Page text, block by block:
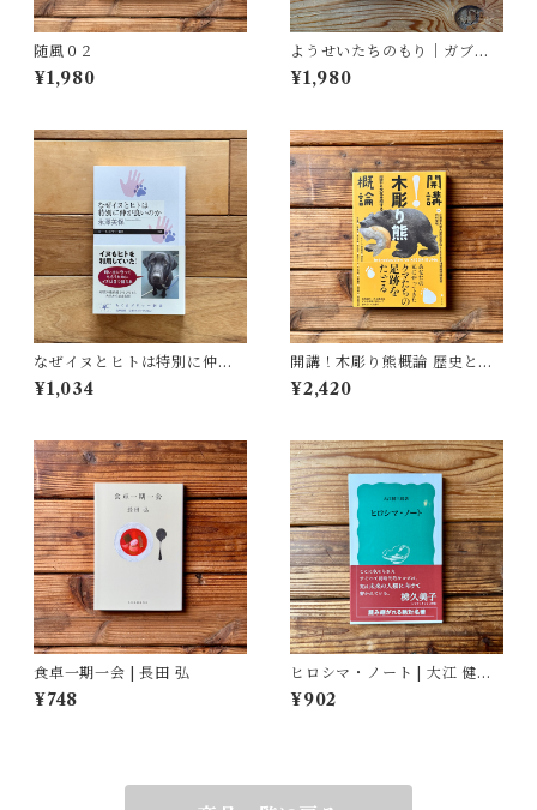
随風０２
¥1,980
ようせいたちのもり｜ガブリ
エーレ・クリーマ, さとう なな
こ訳
¥1,980
なぜイヌとヒトは特別に仲が
良いのか | 永澤 美保
¥1,034
開講！木彫り熊概論 歴史と文
化を旅する | 北海道大学大学院
文学院文化多様性論講座博物
¥2,420
食卓一期一会 | 長田 弘
¥748
ヒロシマ・ノート | 大江 健三
郎
¥902